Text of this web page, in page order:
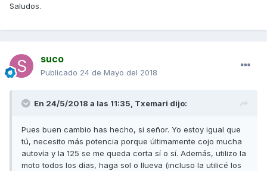
Saludos.
suco
Publicado 24 de Mayo del 2018
En 24/5/2018 a las 11:35, Txemari dijo:
Pues buen cambio has hecho, si señor. Yo estoy igual que
tú, necesito más potencia porque últimamente cojo mucha
autovía y la 125 se me queda corta sí o sí. Además, utilizo la
moto todos los días, haga sol o llueva (incluso la utilicé los